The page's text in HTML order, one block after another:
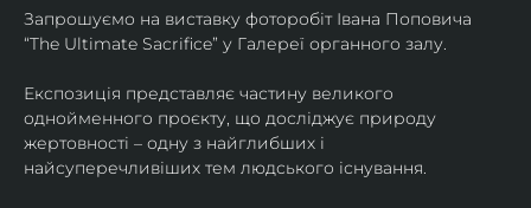
Запрошуємо на виставку фоторобіт Івана Поповича
“The Ultimate Sacrifice” у Галереї органного залу.
Експозиція представляє частину великого
однойменного проєкту, що досліджує природу
жертовності – одну з найглибших і
найсуперечливіших тем людського існування.